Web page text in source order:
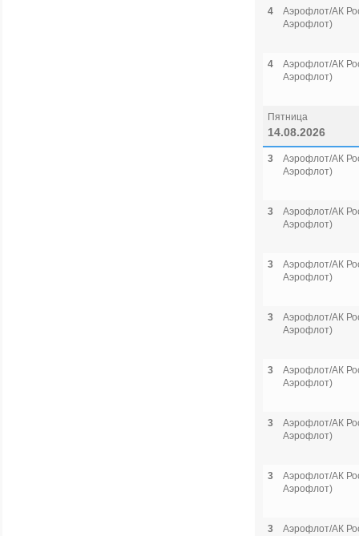
4
Аэрофлот/АК
Аэрофлот)
4
Аэрофлот/АК
Аэрофлот)
Пятница
14.08.2026
3
Аэрофлот/АК
Аэрофлот)
3
Аэрофлот/АК
Аэрофлот)
3
Аэрофлот/АК
Аэрофлот)
3
Аэрофлот/АК
Аэрофлот)
3
Аэрофлот/АК
Аэрофлот)
3
Аэрофлот/АК
Аэрофлот)
3
Аэрофлот/АК
Аэрофлот)
3
Аэрофлот/АК